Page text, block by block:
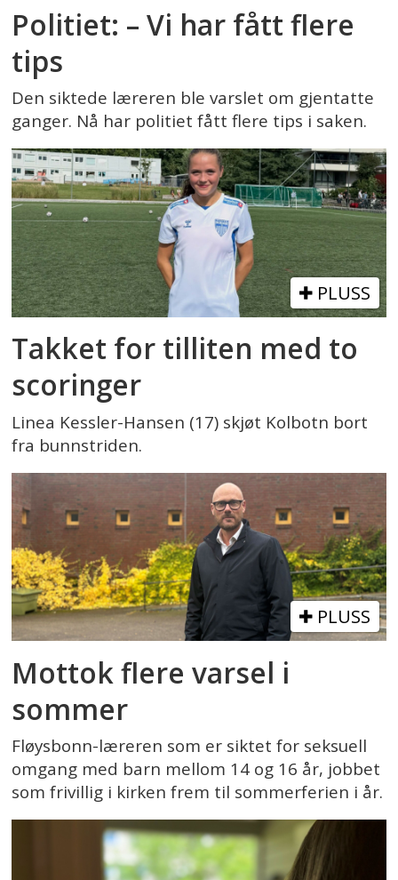
Politiet: – Vi har fått flere
tips
Den siktede læreren ble varslet om gjentatte
ganger. Nå har politiet fått flere tips i saken.
PLUSS
Takket for tilliten med to
scoringer
Linea Kessler-Hansen (17) skjøt Kolbotn bort
fra bunnstriden.
PLUSS
Mottok flere varsel i
sommer
Fløysbonn-læreren som er siktet for seksuell
omgang med barn mellom 14 og 16 år, jobbet
som frivillig i kirken frem til sommerferien i år.